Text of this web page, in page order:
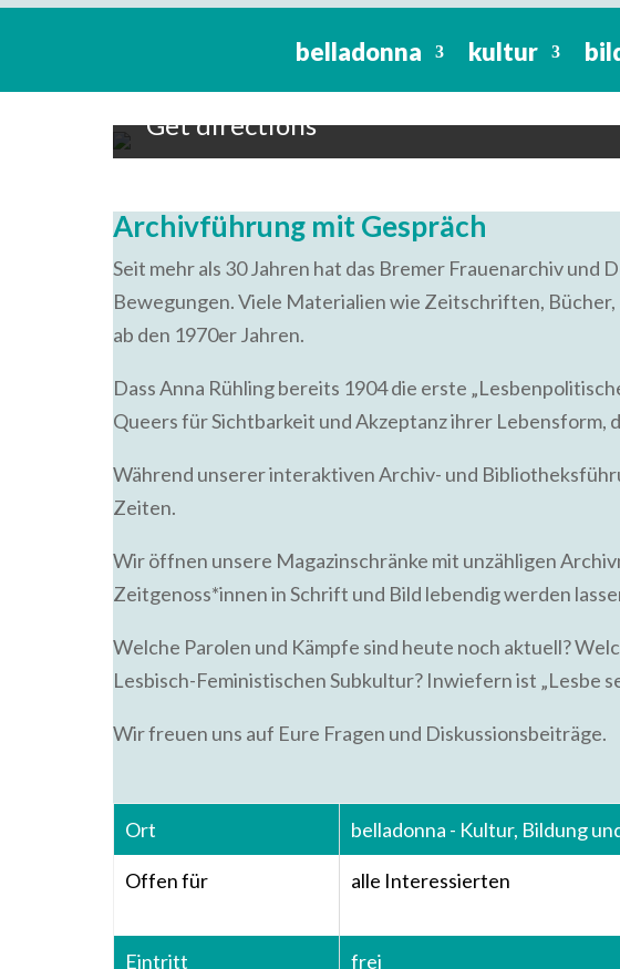
belladonna kultur
17:00 To 19:00 -14. Oktober 2021
belladonna - Kultur, Bildung und
Get directions
Archivführung mit Gespräch
Seit mehr als 30 Jahren hat das Bremer Frauenarchiv
Bewegungen. Viele Materialien wie Zeitschriften,
ab den 1970er Jahren.
Dass Anna Rühling bereits 1904 die erste
Queers für Sichtbarkeit und Akzeptanz ihrer
Während unserer interaktiven Archiv- und
Zeiten.
Wir öffnen unsere Magazinschränke mit unzähligen
Zeitgenoss*innen in Schrift und Bild lebendig werden
Welche Parolen und Kämpfe sind heute noch aktuell?
Lesbisch-Feministischen Subkultur? Inwiefern ist „Lesbe
Wir freuen uns auf Eure Fragen und Diskussionsbeiträge.
Ort belladonna - Kultur, Bildung
Offen für alle Interessierten
Eintritt frei